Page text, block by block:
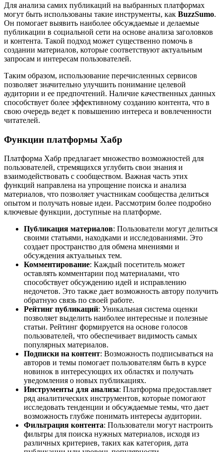
Для анализа самих публикаций на выбранных платформах
могут быть использованы такие инструменты, как BuzzSumo.
Он помогает выявить наиболее обсуждаемые и делаемые
публикации в социальной сети на основе анализа заголовков
и контента. Такой подход может существенно помочь в
создании материалов, которые соответствуют актуальным
запросам и интересам пользователей.
Таким образом, использование перечисленных сервисов
позволяет значительно улучшить понимание целевой
аудитории и ее предпочтений. Наличие качественных данных
способствует более эффективному созданию контента, что в
свою очередь ведет к повышению интереса и вовлеченности
читателей.
Функции платформы Хабр
Платформа Хабр предлагает множество возможностей для
пользователей, стремящихся углубить свои знания и
взаимодействовать с сообществом. Важная часть этих
функций направлена на упрощение поиска и анализа
материалов, что позволяет участникам сообщества делиться
опытом и получать новые идеи. Рассмотрим более подробно
ключевые функции, доступные на платформе.
Публикация материалов: Пользователи могут делиться
своими статьями, находками и исследованиями. Это
создает пространство для обмена мнениями и
обсуждения актуальных тем.
Комментирование: Каждый посетитель может
оставлять комментарии под материалами, что
способствует обсуждению идей и исправлению
недочетов. Это также дает возможность автору получить
обратную связь по своей работе.
Рейтинг публикаций: Уникальная система оценки
позволяет выделить наиболее интересные и полезные
статьи. Рейтинг формируется на основе голосов
пользователей, что обеспечивает видимость самых
популярных материалов.
Подписки на контент: Возможность подписываться на
авторов и темы помогает пользователям быть в курсе
новинок в интересующих их областях и получать
уведомления о новых публикациях.
Инструменты для анализа: Платформа предоставляет
ряд аналитических инструментов, которые помогают
исследовать тенденции и обсуждаемые темы, что дает
возможность глубже понимать интересы аудитории.
Фильтрация контента: Пользователи могут настроить
фильтры для поиска нужных материалов, исходя из
различных критериев, таких как категория, дата